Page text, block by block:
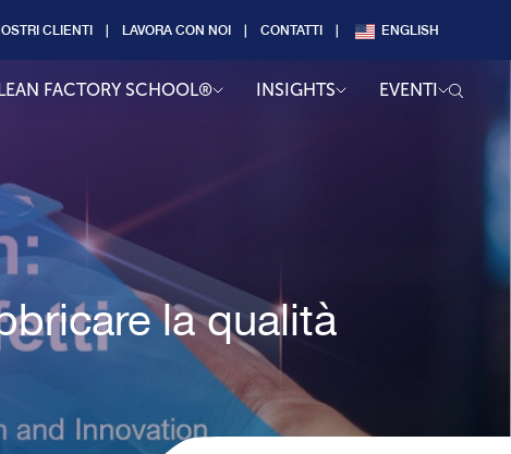
CLIENTI LAVORA CON NOI CONTATTI ENGLISH
FACTORY SCHOOL® INSIGHTS EVENTI
la qualità